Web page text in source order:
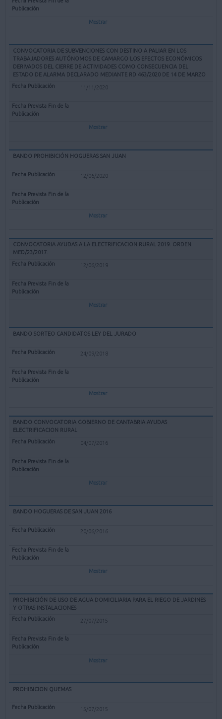
Mostrar
CONVOCATORIA DE SUBVENCIONES CON DESTINO A PALIAR EN LOS
TRABAJADORES AUTÓNOMOS DE CAMARGO LOS EFECTOS ECONÓMICOS
DERIVADOS DEL CIERRE DE ACTIVIDADES COMO CONSECUENCIA DEL
ESTADO DE ALARMA DECLARADO MEDIANTE RD 463/2020 DE 14 DE MARZO
11/11/2020
Mostrar
BANDO PROHIBICIÓN HOGUERAS SAN JUAN
12/06/2020
Mostrar
CONVOCATORIA AYUDAS A LA ELECTRIFICACION RURAL 2019. ORDEN
MED/23/2017.
12/06/2019
Mostrar
BANDO SORTEO CANDIDATOS LEY DEL JURADO
24/09/2018
Mostrar
BANDO CONVOCATORIA GOBIERNO DE CANTABRIA AYUDAS
ELECTRIFICACION RURAL
04/07/2016
Mostrar
BANDO HOGUERAS DE SAN JUAN 2016
20/06/2016
Mostrar
PROHIBICIÓN DE USO DE AGUA DOMICILIARIA PARA EL RIEGO DE JARDINES
Y OTRAS INSTALACIONES
27/07/2015
Mostrar
PROHIBICION QUEMAS
15/07/2015